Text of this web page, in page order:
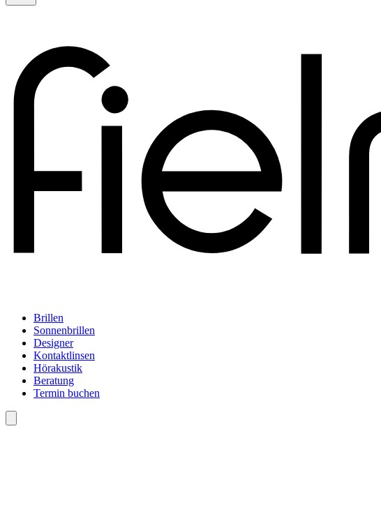
Brillen
Sonnenbrillen
Designer
Kontaktlinsen
Hörakustik
Beratung
Termin buchen